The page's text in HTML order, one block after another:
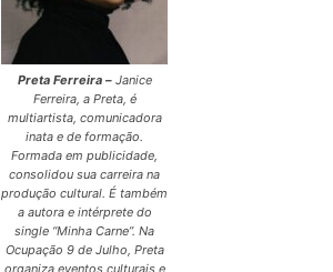
Preta Ferreira – Janice
Ferreira, a Preta, é
multiartista, comunicadora
inata e de formação.
Formada em publicidade,
consolidou sua carreira na
produção cultural. É também
a autora e intérprete do
single “Minha Carne”. Na
Ocupação 9 de Julho, Preta